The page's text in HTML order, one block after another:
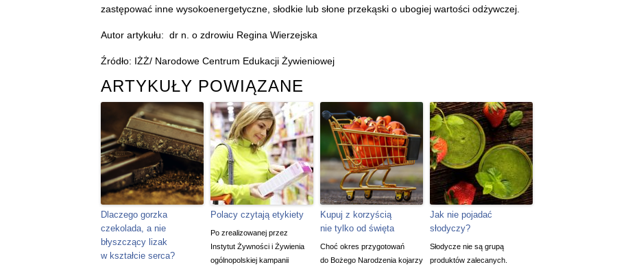
zastępować inne wysokoenergetyczne, słodkie lub słone przekąski o ubogiej wartości odżywczej.
Autor artykułu: dr n. o zdrowiu Regina Wierzejska
Źródło: IŻŻ/ Narodowe Centrum Edukacji Żywieniowej
ARTYKUŁY POWIĄZANE
Dlaczego gorzka
czekolada, a nie
błyszczący lizak
w kształcie serca?
Polacy czytają etykiety
Po zrealizowanej przez
Instytut Żywności i Żywienia
ogólnopolskiej kampanii
Kupuj z korzyścią
nie tylko od święta
Choć okres przygotowań
do Bożego Narodzenia kojarzy
Jak nie pojadać
słodyczy?
Słodycze nie są grupą
produktów zalecanych.